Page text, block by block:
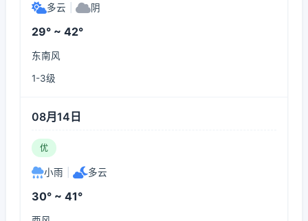
多云 阴
29° ~ 42°
东南风
1-3级
08月14日
优
小雨 多云
30° ~ 41°